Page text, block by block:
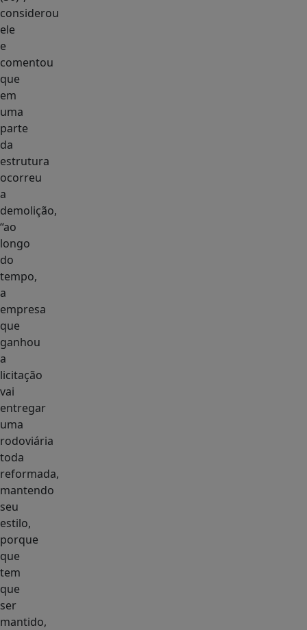
considerou
ele
e
comentou
que
em
uma
parte
da
estrutura
ocorreu
a
demolição,
“ao
longo
do
tempo,
a
empresa
que
ganhou
a
licitação
vai
entregar
uma
rodoviária
toda
reformada,
mantendo
seu
estilo,
porque
que
tem
que
ser
mantido,